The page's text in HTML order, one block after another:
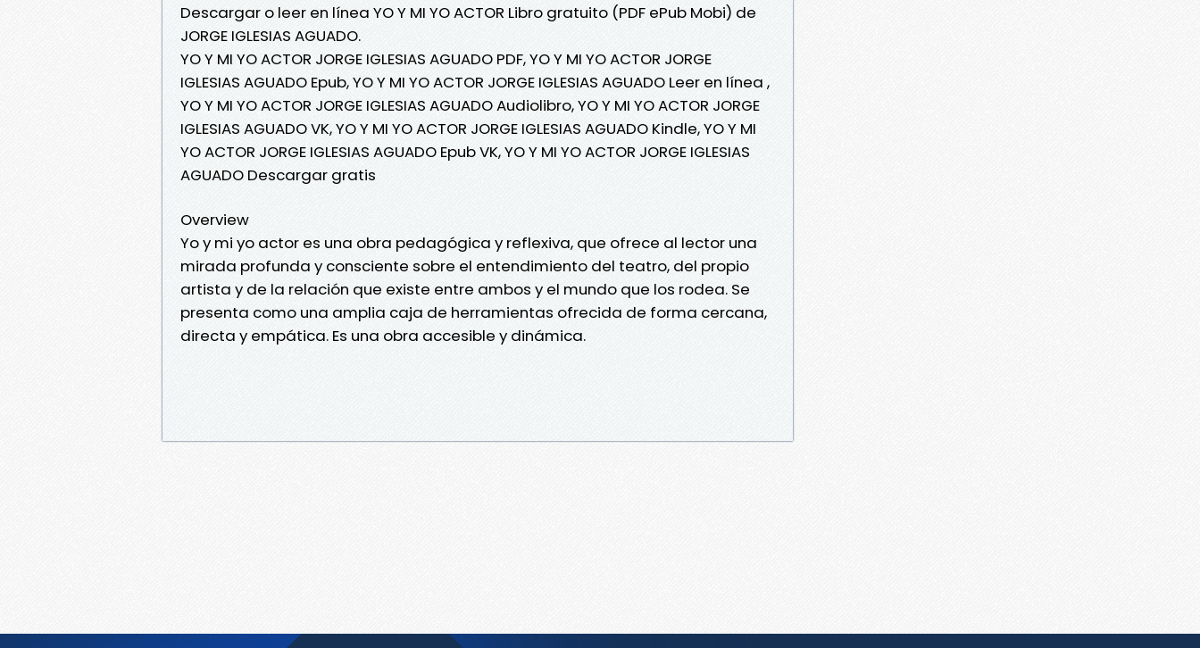
Descargar o leer en línea YO Y MI YO ACTOR Libro gratuito (PDF ePub Mobi) de
JORGE IGLESIAS AGUADO.
YO Y MI YO ACTOR JORGE IGLESIAS AGUADO PDF, YO Y MI YO ACTOR JORGE
IGLESIAS AGUADO Epub, YO Y MI YO ACTOR JORGE IGLESIAS AGUADO Leer en línea ,
YO Y MI YO ACTOR JORGE IGLESIAS AGUADO Audiolibro, YO Y MI YO ACTOR JORGE
IGLESIAS AGUADO VK, YO Y MI YO ACTOR JORGE IGLESIAS AGUADO Kindle, YO Y MI
YO ACTOR JORGE IGLESIAS AGUADO Epub VK, YO Y MI YO ACTOR JORGE IGLESIAS
AGUADO Descargar gratis
Overview
Yo y mi yo actor es una obra pedagógica y reflexiva, que ofrece al lector una
mirada profunda y consciente sobre el entendimiento del teatro, del propio
artista y de la relación que existe entre ambos y el mundo que los rodea. Se
presenta como una amplia caja de herramientas ofrecida de forma cercana,
directa y empática. Es una obra accesible y dinámica.